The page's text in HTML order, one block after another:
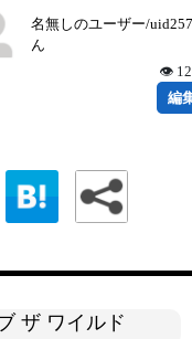
名無しのユーザー/
ん
👁
編
ザ ワイルド